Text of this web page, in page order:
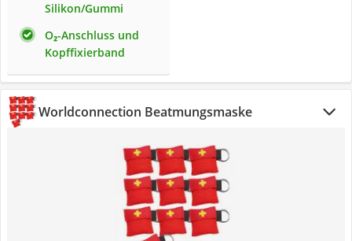
Silikon/Gummi
O₂-Anschluss und
Kopffixierband
Worldconnection Beatmungsmaske